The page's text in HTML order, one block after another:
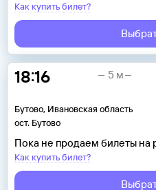
Как купить билет?
18:16
Бутово, Ивановская область
ост. Бутово
5 м
Пока не продаем билеты на
Как купить билет?